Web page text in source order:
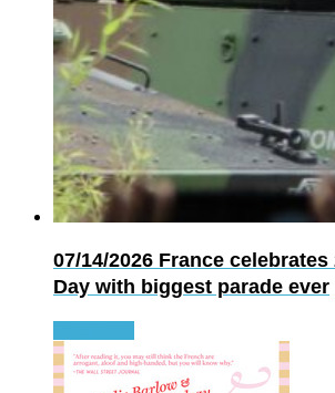
07/14/2026 France celebrates
Day with biggest parade ever